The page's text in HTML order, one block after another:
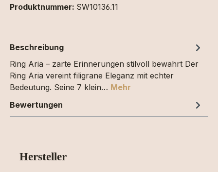
Produktnummer: SW10136.11
Beschreibung
Ring Aria – zarte Erinnerungen stilvoll bewahrt Der
Ring Aria vereint filigrane Eleganz mit echter
Bedeutung. Seine 7 klein… Mehr
Bewertungen
Hersteller